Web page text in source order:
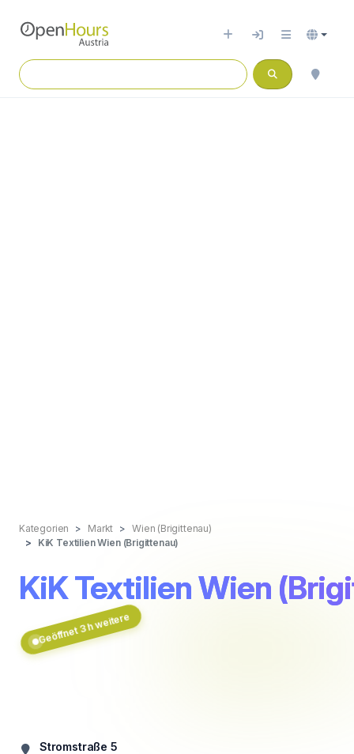
Kategorien Markt
Wien (Brigittenau)
KiK Textilien Wien (Brigittenau)
KiK Textilien Wien
Geöffnet 3 h weitere
Stromstraße 5